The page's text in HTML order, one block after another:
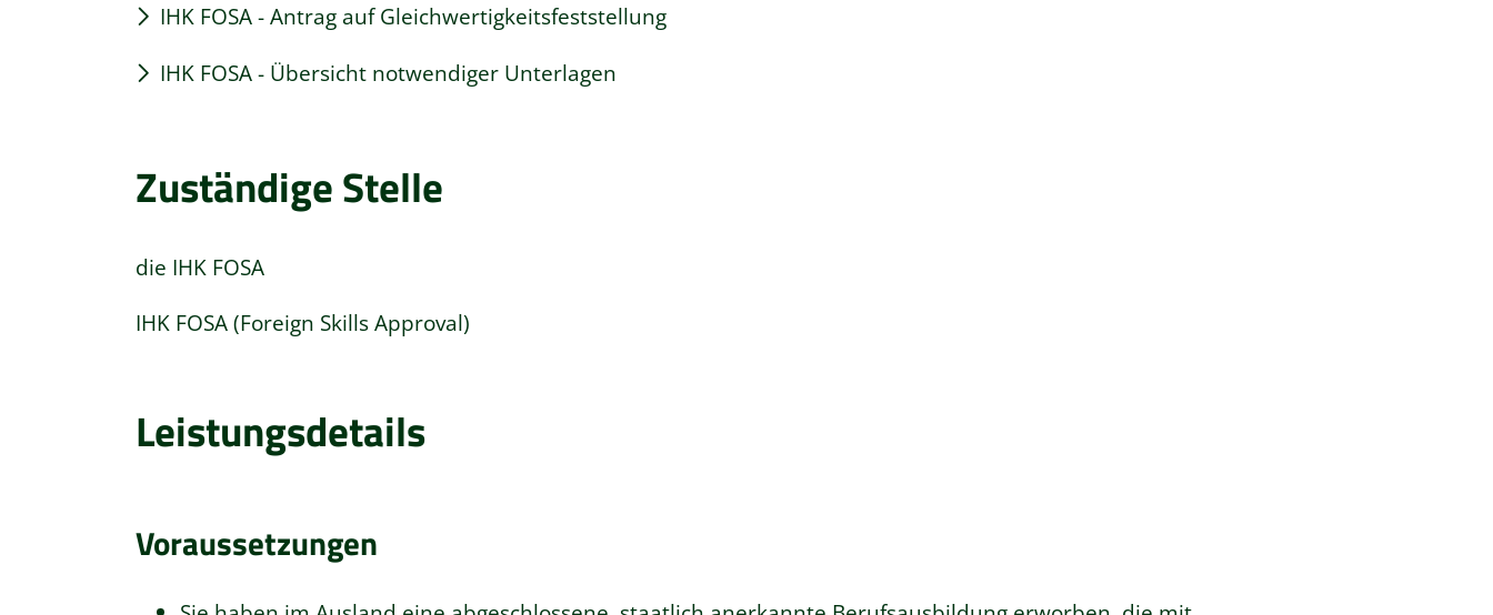
IHK FOSA - Antrag auf Gleichwertigkeitsfeststellung
IHK FOSA - Übersicht notwendiger Unterlagen
Zuständige Stelle
die IHK FOSA
IHK FOSA (Foreign Skills Approval)
Leistungsdetails
Voraussetzungen